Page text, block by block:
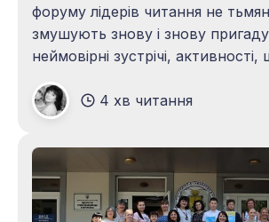
форуму лідерів читання не
змушують знову і знову
неймовірні зустрічі, активності,
партнерам і спонсорам –
Григорія Сковороди в Переяславі,
Національному історико-
заповіднику «Переяслав» та
міській раді за глибоке змістовне
наповнення програми
4 хв читання